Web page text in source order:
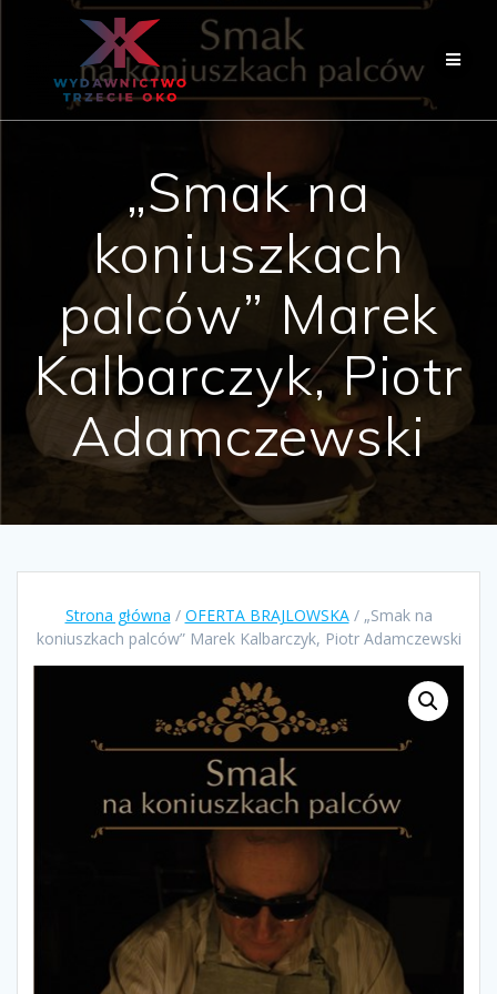
Skip
to
content
„Smak na
koniuszkach
palców” Marek
Kalbarczyk, Piotr
Adamczewski
Strona główna / OFERTA BRAJLOWSKA/ „Smak na
koniuszkach palców” Marek Kalbarczyk, Piotr Adamczewski